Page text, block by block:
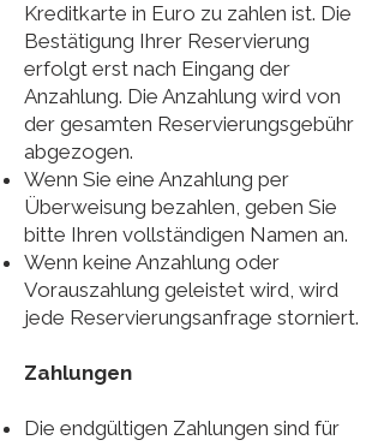
Kreditkarte in Euro zu zahlen ist. Die
Bestätigung Ihrer Reservierung
erfolgt erst nach Eingang der
Anzahlung. Die Anzahlung wird von
der gesamten Reservierungsgebühr
abgezogen.
Wenn Sie eine Anzahlung per
Überweisung bezahlen, geben Sie
bitte Ihren vollständigen Namen an.
Wenn keine Anzahlung oder
Vorauszahlung geleistet wird, wird
jede Reservierungsanfrage storniert.
Zahlungen
Die endgültigen Zahlungen sind für